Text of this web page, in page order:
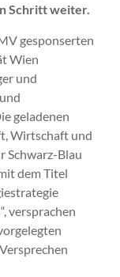
Schritt weiter.
gesponserten
Wien
und
geladenen
Wirtschaft und
Schwarz-Blau
dem Titel
versprachen